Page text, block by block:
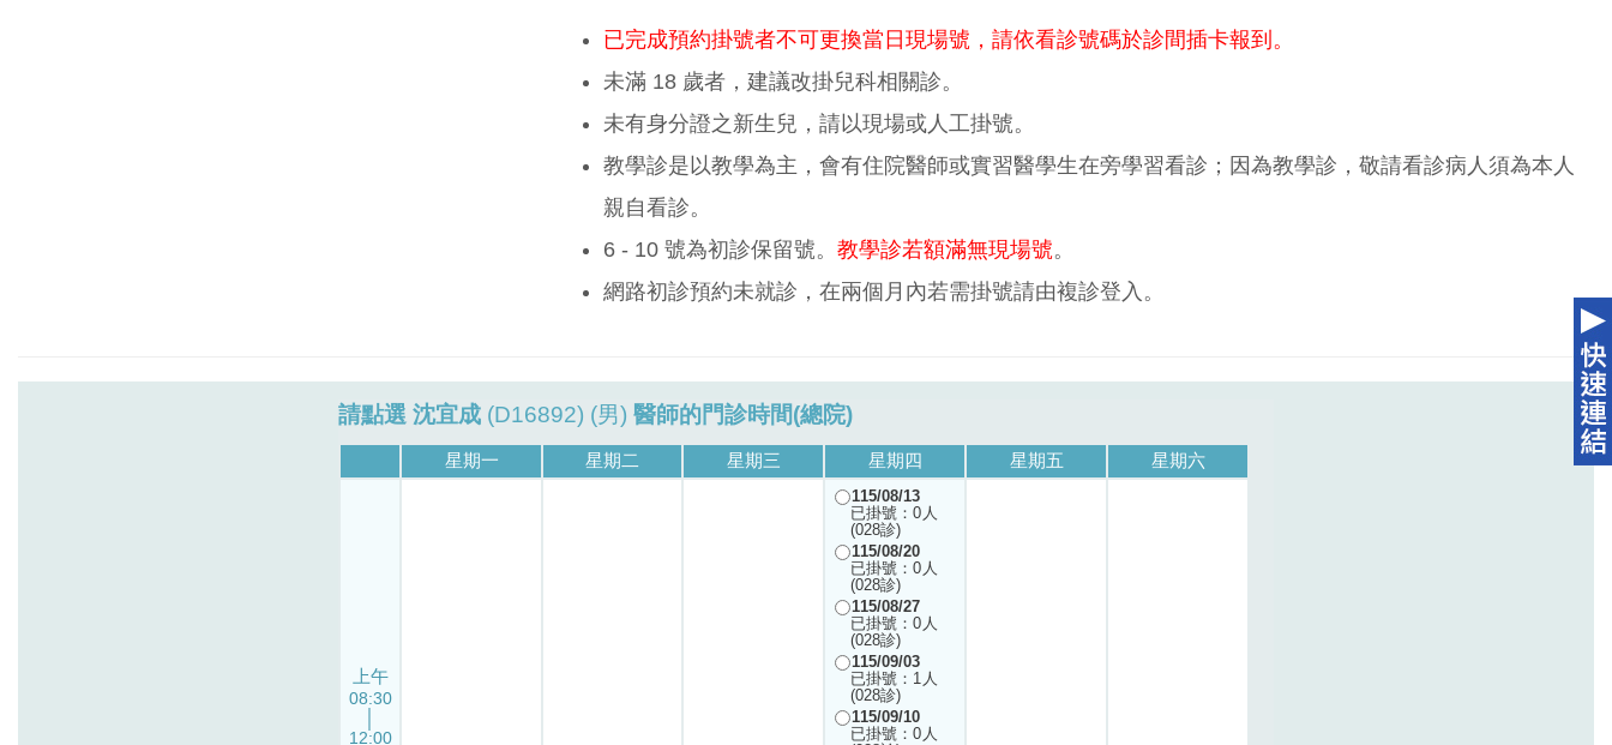
已完成預約掛號者不可更換當日現場號，請依看診號碼於診間插卡報到。
未滿 18 歲者，建議改掛兒科相關診。
未有身分證之新生兒，請以現場或人工掛號。
教學診是以教學為主，會有住院醫師或實習醫學生在旁學習看診；因為教學診，敬請看診病人須為本人
親自看診。
6 - 10 號為初診保留號。 教學診若額滿無現場號。
網路初診預約未就診，在兩個月內若需掛號請由複診登入。